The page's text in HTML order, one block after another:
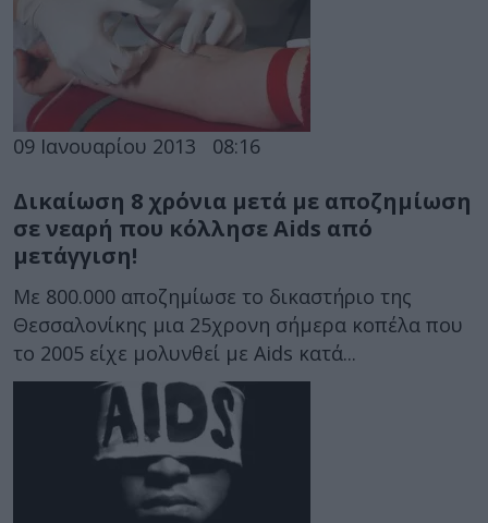
09 Ιανουαρίου 2013 08:16
Δικαίωση 8 χρόνια μετά με αποζημίωση
σε νεαρή που κόλλησε Aids από
μετάγγιση!
Με 800.000 αποζημίωσε το δικαστήριο της
Θεσσαλονίκης μια 25χρονη σήμερα κοπέλα που
το 2005 είχε μολυνθεί με Aids κατά...